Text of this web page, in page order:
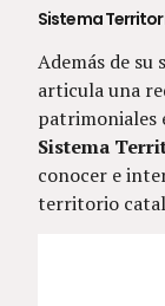
Sistema
Además de su
articula una
patrimoniales
Sistema
conocer e
territorio